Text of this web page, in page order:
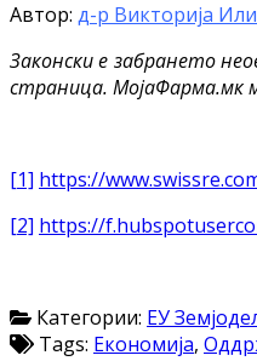
Автор: д-р Викторија
Законски е забрането
страница. МојаФарма.мк
[1] https://
[2] https://
Категории: ЕУ
Tags: Економија,